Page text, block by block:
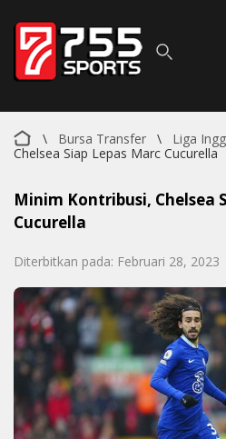
\ Bursa Transfer \ Liga
Chelsea Siap Lepas Marc Cucurella
Minim Kontribusi, Chelsea
Cucurella
Diterbitkan pada: Februari 28, 2023